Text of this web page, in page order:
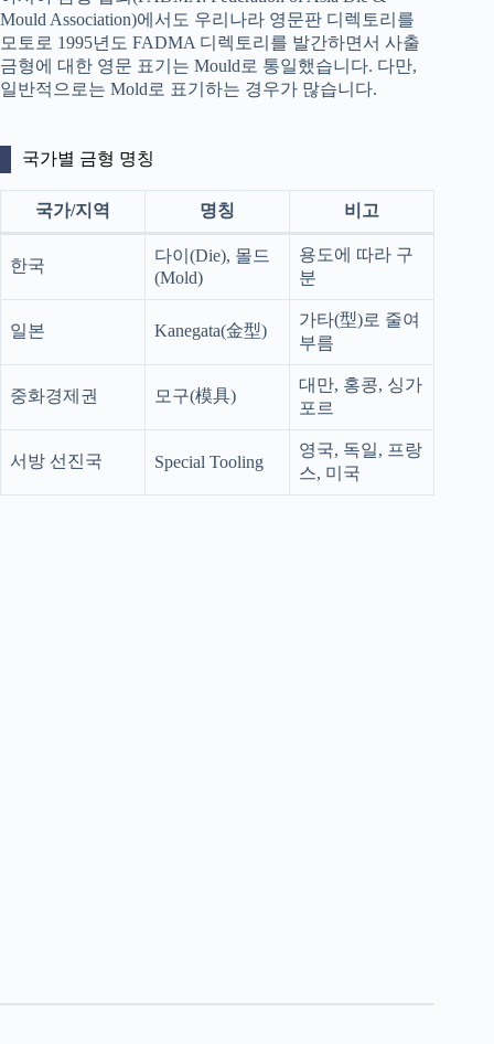
Mould Association)에서도 우리나라 영문판 디렉토리를
모토로 1995년도 FADMA 디렉토리를 발간하면서 사출
금형에 대한 영문 표기는 Mould로 통일했습니다. 다만,
일반적으로는 Mold로 표기하는 경우가 많습니다.
국가별 금형 명칭
국가/지역 명칭 비고
한국
다이(Die), 몰드
(Mold)
용도에 따라 구
분
일본 Kanegata(金型)
가타(型)로 줄여
부름
중화경제권 모구(模具)
대만, 홍콩, 싱가
포르
서방 선진국 Special Tooling
영국, 독일, 프랑
스, 미국